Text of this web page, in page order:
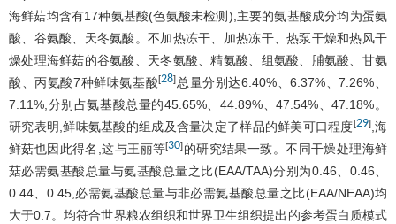
海鲜菇均含有17种氨基酸(色氨酸未检测),主要的氨基酸成分均为蛋氨
酸、谷氨酸、天冬氨酸。不加热冻干、加热冻干、热泵干燥和热风干
燥处理海鲜菇的谷氨酸、天冬氨酸、精氨酸、组氨酸、脯氨酸、甘氨
酸、丙氨酸7种鲜味氨基酸[28]总量分别达6.40%、6.37%、7.26%、
7.11%,分别占氨基酸总量的45.65%、44.89%、47.54%、47.18%。
研究表明,鲜味氨基酸的组成及含量决定了样品的鲜美可口程度[29],海
鲜菇也因此得名,这与王丽等[30]的研究结果一致。不同干燥处理海鲜
菇必需氨基酸总量与氨基酸总量之比(EAA/TAA)分别为0.46、0.46、
0.44、0.45,必需氨基酸总量与非必需氨基酸总量之比(EAA/NEAA)均
大于0.7。均符合世界粮农组织和世界卫生组织提出的参考蛋白质模式